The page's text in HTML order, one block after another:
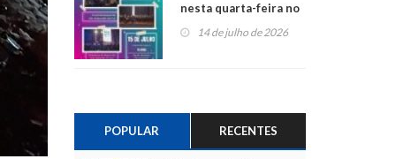
nesta quarta-feira no
Centro de Cultura de
14 de julho de 2026
POPULAR RECENTES